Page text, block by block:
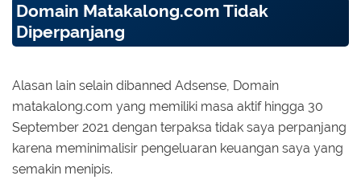
Domain Matakalong.com Tidak
Diperpanjang
Alasan lain selain dibanned Adsense, Domain
matakalong.com yang memiliki masa aktif hingga 30
September 2021 dengan terpaksa tidak saya perpanjang
karena meminimalisir pengeluaran keuangan saya yang
semakin menipis.